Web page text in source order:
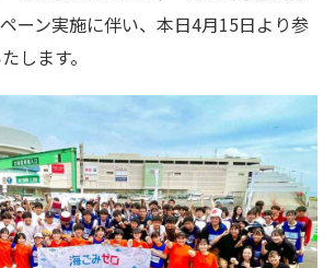
ーン実施に伴い、本日4月15日より参
します。